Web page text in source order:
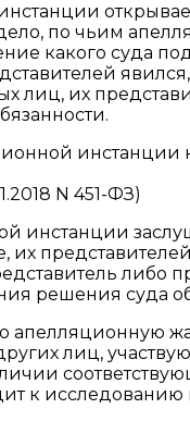
по чьим
какого суда
лиц, их
инстанции
N 451-ФЗ)
инстанции
их
либо
решения суда
апелляционную
лиц,
к